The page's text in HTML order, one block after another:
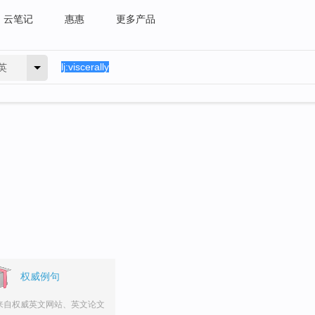
云笔记 惠惠 更多产品
权威例句
自权威英文网站、英文论文